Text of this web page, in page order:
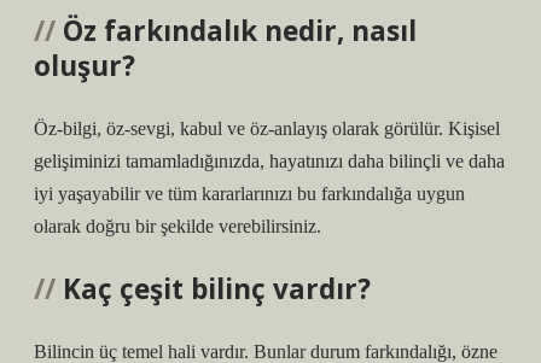
Öz farkındalık nedir, nasıl
oluşur?
Öz-bilgi, öz-sevgi, kabul ve öz-anlayış olarak görülür. Kişisel
gelişiminizi tamamladığınızda, hayatınızı daha bilinçli ve daha
iyi yaşayabilir ve tüm kararlarınızı bu farkındalığa uygun
olarak doğru bir şekilde verebilirsiniz.
Kaç çeşit bilinç vardır?
Bilincin üç temel hali vardır. Bunlar durum farkındalığı, özne